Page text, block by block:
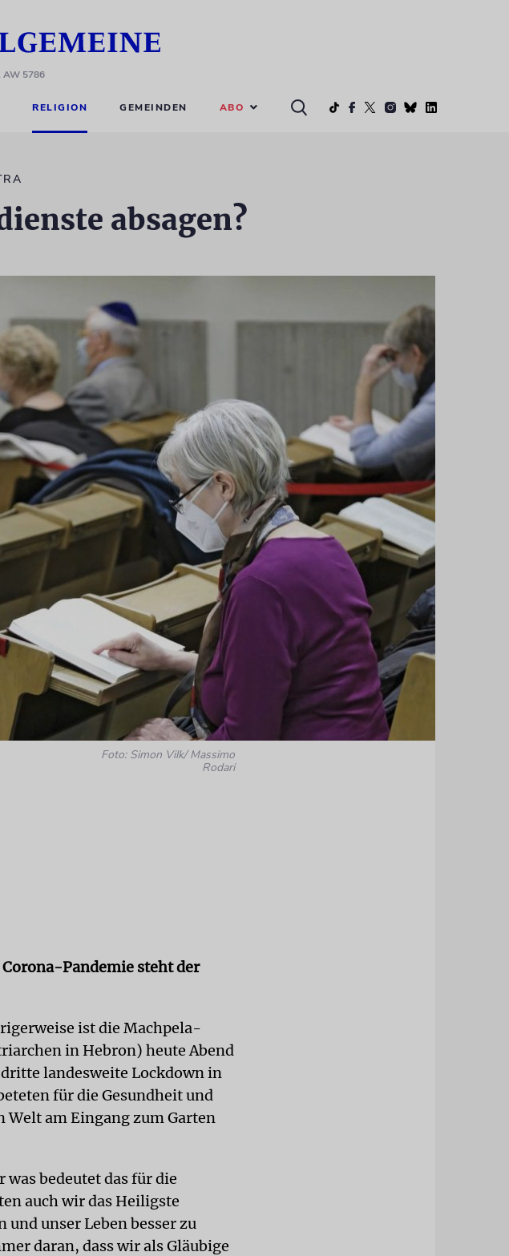
AW 5786
RELIGION GEMEINDEN ABO
absagen?
Foto: Simon Vilk/ Massimo
Rodari
Pandemie steht der
ist die Machpela-
in Hebron) heute Abend
landesweite Lockdown in
für die Gesundheit und
Welt am Eingang zum Garten
bedeutet das für die
auch wir das Heiligste
unser Leben besser zu
daran, dass wir als Gläubige